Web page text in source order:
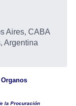
Aires, CABA
Argentina
la Procuración